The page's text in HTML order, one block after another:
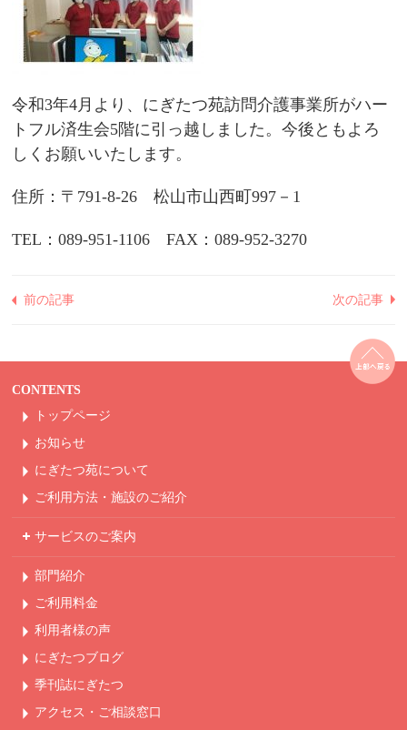
令和3年4月より、にぎたつ苑訪問介護事業所がハー
トフル済生会5階に引っ越しました。今後ともよろ
しくお願いいたします。
住所：〒791-8-26 松山市山西町997－1
TEL：089-951-1106 FAX：089-952-3270
前の記事 次の記事
CONTENTS
トップページ
お知らせ
にぎたつ苑について
ご利用方法・ 施設のご紹介
サービスのご案内
部門紹介
ご利用料金
利用者様の声
にぎたつブログ
季刊誌にぎたつ
アクセス・ご相談窓口